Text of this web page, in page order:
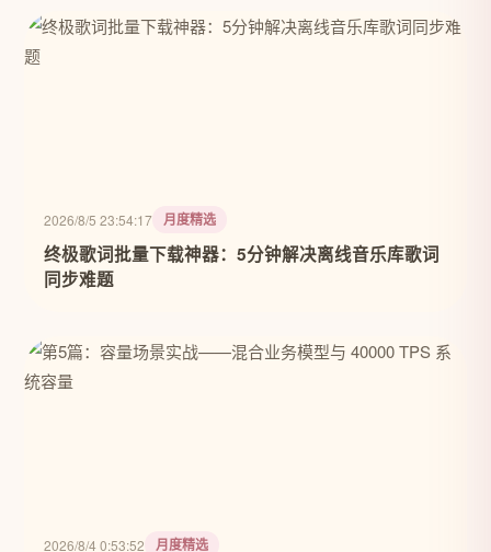
2026/8/5 23:54:17 月度精选
终极歌词批量下载神器：5分钟解决离线音乐库歌词
同步难题
2026/8/4 0:53:52 月度精选